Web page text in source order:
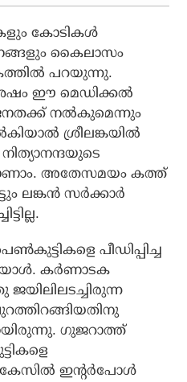
കോടികള്‍
കൈലാസം
പറയുന്നു.
ഈ മെഡിക്കല്‍
നല്‍കുമെന്നും
ശ്രീലങ്കയില്‍
അതേസമയം കത്ത്
ലങ്കന്‍ സര്‍ക്കാര്‍
പീഡിപ്പിച്ച
കര്‍ണാടക
പുറത്തിറങ്ങിയതിനു
ഗുജറാത്ത്
കേസില്‍ ഇന്റര്‍പോള്‍